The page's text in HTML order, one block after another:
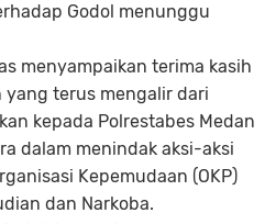
Godol menunggu
menyampaikan terima kasih
terus mengalir dari
kepada Polrestabes Medan
dalam menindak aksi-aksi
Kepemudaan (OKP)
dan Narkoba.